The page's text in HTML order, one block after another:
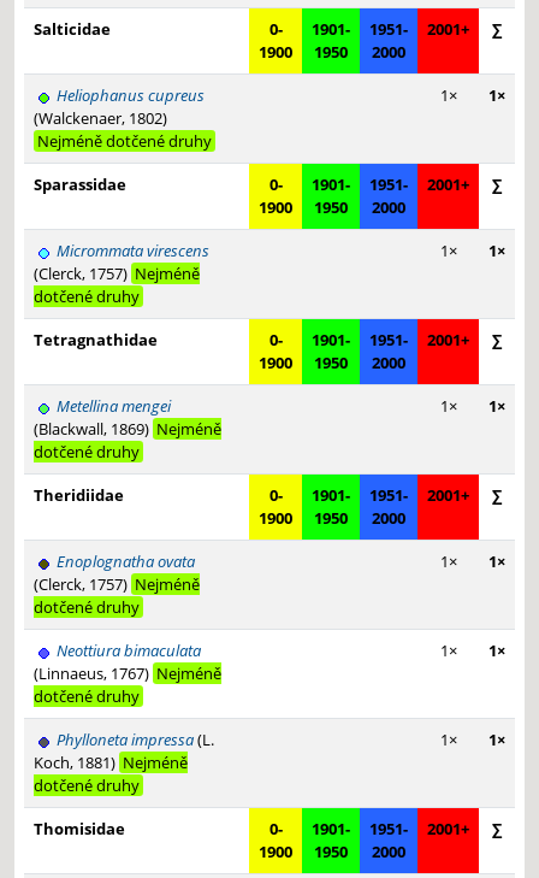
Salticidae
0-
1900
1901-
1950
1951-
2000
2001+ ∑
Heliophanus cupreus
(Walckenaer, 1802)
Nejméně dotčené druhy
1× 1×
Sparassidae
0-
1900
1901-
1950
1951-
2000
2001+ ∑
Micrommata virescens
(Clerck, 1757) Nejméně
dotčené druhy
1× 1×
Tetragnathidae
0-
1900
1901-
1950
1951-
2000
2001+ ∑
Metellina mengei
(Blackwall, 1869) Nejméně
dotčené druhy
1× 1×
Theridiidae
0-
1900
1901-
1950
1951-
2000
2001+ ∑
Enoplognatha ovata
(Clerck, 1757) Nejméně
dotčené druhy
1× 1×
Neottiura bimaculata
(Linnaeus, 1767) Nejméně
dotčené druhy
1× 1×
Phylloneta impressa(L.
Koch, 1881) Nejméně
dotčené druhy
1× 1×
Thomisidae
0-
1900
1901-
1950
1951-
2000
2001+ ∑